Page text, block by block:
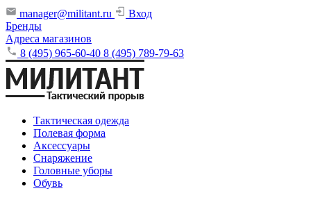
manager@militant.ru
Вход
Бренды
Адреса магазинов
8 (495) 965-60-40 8 (495) 789-79-63
Тактическая одежда
Полевая форма
Аксессуары
Снаряжение
Головные уборы
Обувь